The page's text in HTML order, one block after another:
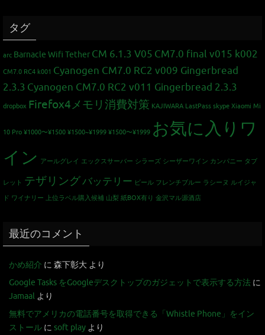
タグ
arc Barnacle Wifi Tether CM 6.1.3 V05 CM7.0 final v015 k002
CM7.0 RC4 k001 Cyanogen CM7.0 RC2 v009 Gingerbread
2.3.3 Cyanogen CM7.0 RC2 v011 Gingerbread 2.3.3
dropbox Firefox4メモリ消費対策 KAJIWARA LastPass skype Xiaomi Mi
10 Pro ¥1000〜¥1500 ¥1500~¥1999 ¥1500〜¥1999 お気に入りワ
イン アールグレイ エックスサーバー シラーズ シーザーワイン カンパニー タブ
レット テザリングバッテリー ビール フレンチブルー ラシーヌ ルイジャ
ド ワイナリー 上位ラベル購入候補 山梨 紙BOX有り 金沢マル源酒店
最近のコメント
かめ紹介 に 森下彰大 より
Google Tasks をGoogleデスクトップのガジェットで表示する方法 に
Jamaal より
無料でアメリカの電話番号を取得できる「Whistle Phone」をイン
ストール に soft play より